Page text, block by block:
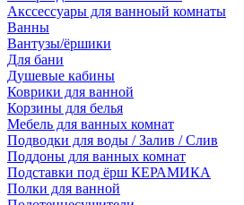
Акссессуары для ванноый комнаты
Ванны
Вантузы/ёршики
Для бани
Душевые кабины
Коврики для ванной
Корзины для белья
Мебель для ванных комнат
Подводки для воды / Залив / Слив
Поддоны для ванных комнат
Подставки под ёрш КЕРАМИКА
Полки для ванной